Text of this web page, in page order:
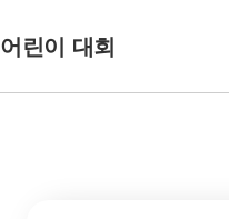
어린이 대회